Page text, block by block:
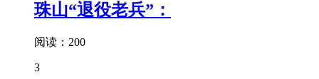
珠山“退役老兵”：
阅读：200
3